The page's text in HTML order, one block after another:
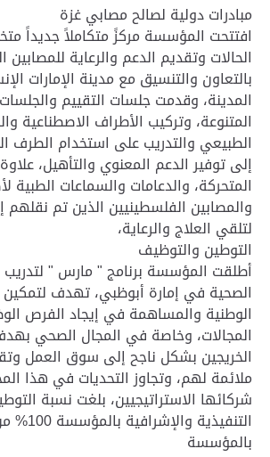
مبادرات دولية لصالح مصابي غزة
افتتحت المؤسسة مركزً متكاملاً جديداً
الحالات وتقديم الدعم والرعاية للمصابين
بالتعاون والتنسيق مع مدينة الإمارات
المدينة، وقدمت جلسات التقييم
المتنوعة، وتركيب الأطراف الاصطناعية
الطبيعي والتدريب على استخدام الطرف
إلى توفير الدعم المعنوي والتأهيل،
المتحركة، والدعامات والسماعات الطبية
والمصابين الفلسطينيين الذين تم نقلهم
لتلقي العلاج والرعاية،
التوطين والتوظيف
أطلقت المؤسسة برنامج " مارس " لتدريب
الصحية في إمارة أبوظبي، تهدف لتمكين
الوطنية والمساهمة في إيجاد الفرص
المجالات، وخاصة في المجال الصحي
الخريجين بشكل ناجح إلى سوق العمل
ملائمة لهم، وتجاوز التحديات في هذا
شركائها الاستراتيجيين، بلغت نسبة
بالمؤسسة